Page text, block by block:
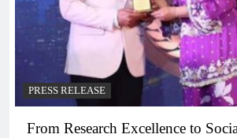
PRESS RELEASE
From Research Excellence to